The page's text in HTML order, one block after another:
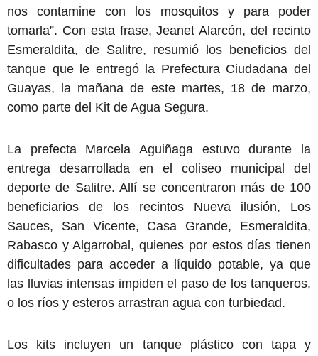
nos contamine con los mosquitos y para poder
tomarla”. Con esta frase, Jeanet Alarcón, del recinto
Esmeraldita, de Salitre, resumió los beneficios del
tanque que le entregó la Prefectura Ciudadana del
Guayas, la mañana de este martes, 18 de marzo,
como parte del Kit de Agua Segura.
La prefecta Marcela Aguiñaga estuvo durante la
entrega desarrollada en el coliseo municipal del
deporte de Salitre. Allí se concentraron más de 100
beneficiarios de los recintos Nueva ilusión, Los
Sauces, San Vicente, Casa Grande, Esmeraldita,
Rabasco y Algarrobal, quienes por estos días tienen
dificultades para acceder a líquido potable, ya que
las lluvias intensas impiden el paso de los tanqueros,
o los ríos y esteros arrastran agua con turbiedad.
Los kits incluyen un tanque plástico con tapa y